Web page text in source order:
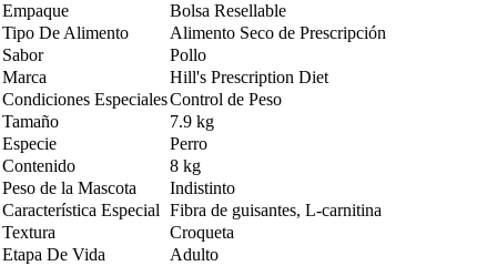
Empaque
Bolsa Resellable
Tipo De Alimento
Alimento Seco de Prescripción
Sabor
Pollo
Marca
Hill's Prescription Diet
Condiciones EspecialesControl de Peso
Tamaño
7.9 kg
Especie
Perro
Contenido
8 kg
Peso de la Mascota
Indistinto
Característica Especial Fibra de guisantes, L-carnitina
Textura
Croqueta
Etapa De Vida
Adulto